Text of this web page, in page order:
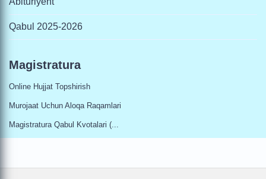
Qabul 2025-2026
Magistratura
Online Hujjat Topshirish
Murojaat Uchun Aloqa Raqamlari
Magistratura Qabul Kvotalari (...